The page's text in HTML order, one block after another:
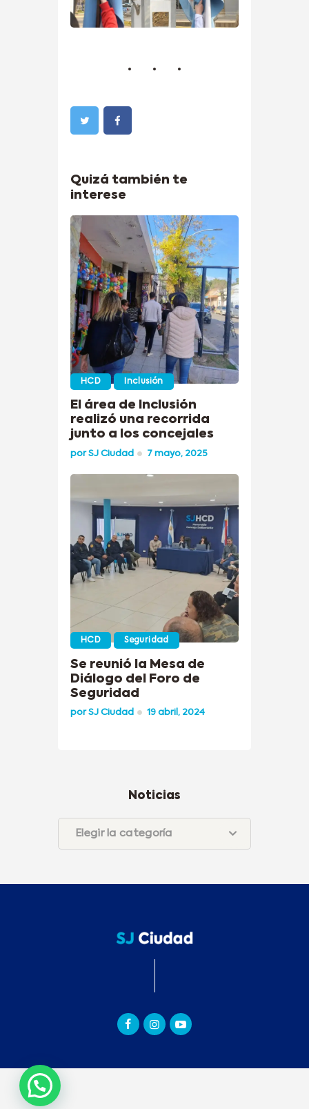
Quizá también te
interese
HCD Inclusión
El área de Inclusión
realizó una recorrida
junto a los concejales
porSJ Ciudad 7 mayo, 2025
HCD Seguridad
Se reunió la Mesa de
Diálogo del Foro de
Seguridad
porSJ Ciudad 19 abril, 2024
Noticias